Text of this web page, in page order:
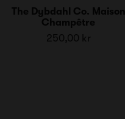
The Dybdahl Co. Maison
Champêtre
250,00 kr